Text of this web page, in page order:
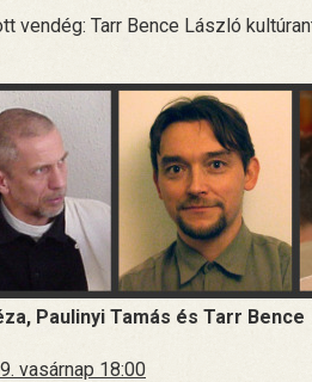
vendég: Tarr Bence László
Paulinyi Tamás és Tarr Bence
vasárnap 18:00